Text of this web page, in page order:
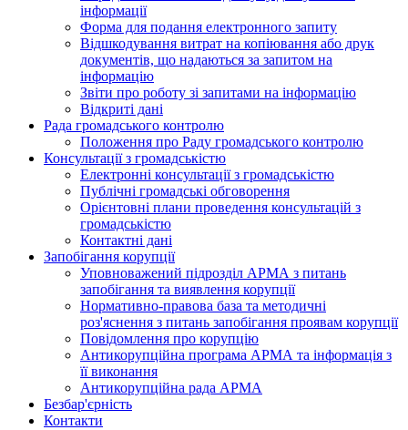
інформації
Форма для подання електронного запиту
Відшкодування витрат на копіювання або друк
документів, що надаються за запитом на
інформацію
Звіти про роботу зі запитами на інформацію
Відкриті дані
Рада громадського контролю
Положення про Раду громадського контролю
Консультації з громадськістю
Електронні консультації з громадськістю
Публічні громадські обговорення
Орієнтовні плани проведення консультацій з
громадськістю
Контактні дані
Запобігання корупції
Уповноважений підрозділ АРМА з питань
запобігання та виявлення корупції
Нормативно-правова база та методичні
роз'яснення з питань запобігання проявам корупції
Повідомлення про корупцію
Антикорупційна програма АРМА та інформація з
її виконання
Антикорупційна рада АРМА
Безбар'єрність
Контакти